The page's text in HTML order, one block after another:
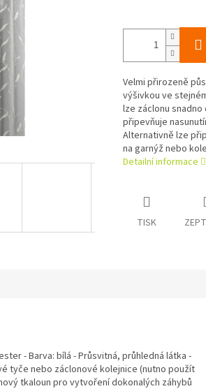
Velmi přirozeně
výšivkou ve
lze záclonu
připevňuje
Alternativně lze
na garnýž nebo
Detailní informace
TISK
- Barva: bílá - Průsvitná, průhledná látka -
tyče nebo záclonové kolejnice (nutno použít
tkaloun pro vytvoření dokonalých záhybů